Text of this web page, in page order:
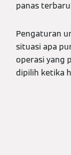
panas
Pengaturan
situasi apa
operasi yang
dipilih ketika